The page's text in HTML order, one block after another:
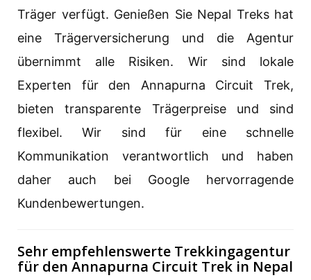
Träger verfügt. Genießen Sie Nepal Treks hat
eine Trägerversicherung und die Agentur
übernimmt alle Risiken. Wir sind lokale
Experten für den Annapurna Circuit Trek,
bieten transparente Trägerpreise und sind
flexibel. Wir sind für eine schnelle
Kommunikation verantwortlich und haben
daher auch bei Google hervorragende
Kundenbewertungen.
Sehr empfehlenswerte Trekkingagentur
für den Annapurna Circuit Trek in Nepal